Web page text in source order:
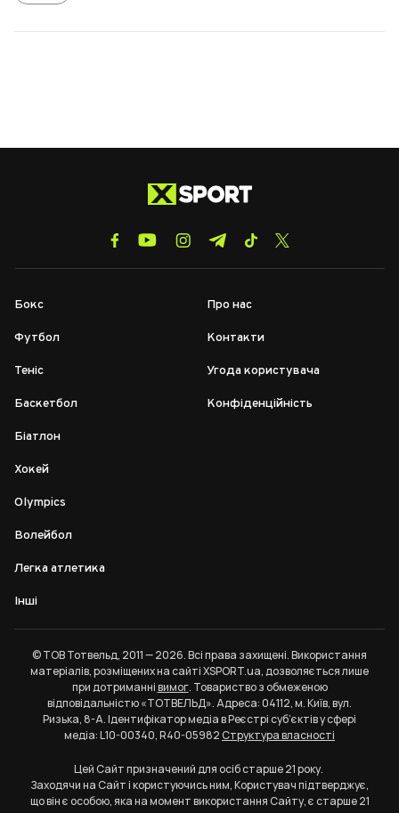
Бокс
Футбол
Теніс
Баскетбол
Біатлон
Хокей
Olympics
Волейбол
Легка атлетика
Інші
Про нас
Контакти
Угода користувача
Конфіденційність
© ТОВ Тотвельд, 2011 — 2026. Всі права захищені. Використання
матеріалів, розміщених на сайті XSPORT.ua, дозволяється лише
при дотриманнівимог. Товариство з обмеженою
відповідальністю «ТОТВЕЛЬД». Адреса: 04112, м. Київ, вул.
Ризька, 8-А. Ідентифікатор медіа в Реєстрі суб’єктів у сфері
медіа: L10-00340, R40-05982Структура власності
Цей Сайт призначений для осіб старше 21 року.
Заходячи на Сайт і користуючись ним, Користувач підтверджує,
що він є особою, яка на момент використання Сайту, є старше 21